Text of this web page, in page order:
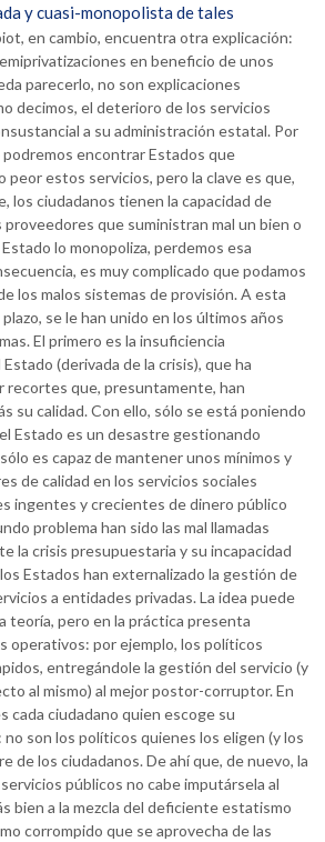
y cuasi-monopolista de tales
en cambio, encuentra otra explicación:
en beneficio de unos
parecerlo, no son explicaciones
decimos, el deterioro de los servicios
a su administración estatal. Por
encontrar Estados que
peor estos servicios, pero la clave es que,
los ciudadanos tienen la capacidad de
proveedores que suministran mal un bien o
lo monopoliza, perdemos esa
es muy complicado que podamos
los malos sistemas de provisión. A esta
se le han unido en los últimos años
El primero es la insuficiencia
(derivada de la crisis), que ha
recortes que, presuntamente, han
su calidad. Con ello, sólo se está poniendo
Estado es un desastre gestionando
es capaz de mantener unos mínimos y
de calidad en los servicios sociales
ingentes y crecientes de dinero público
problema han sido las mal llamadas
la crisis presupuestaria y su incapacidad
Estados han externalizado la gestión de
a entidades privadas. La idea puede
teoría, pero en la práctica presenta
operativos: por ejemplo, los políticos
entregándole la gestión del servicio (y
al mismo) al mejor postor-corruptor. En
cada ciudadano quien escoge su
son los políticos quienes los eligen (y los
de los ciudadanos. De ahí que, de nuevo, la
públicos no cabe imputársela al
bien a la mezcla del deficiente estatismo
corrompido que se aprovecha de las